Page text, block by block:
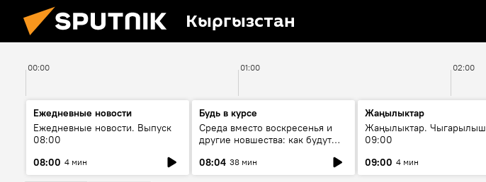
Кыргызстан
00:00 01:00 02:00
Ежедневные новости
Ежедневные новости. Выпуск
08:00
08:00 4 мин
Будь в курсе
Среда вместо воскресенья и
другие новшества: как будут
08:04 38 мин
Жаңылыктар
Жаңылыктар. Чыгарылыш
09:00
09:00 4 мин